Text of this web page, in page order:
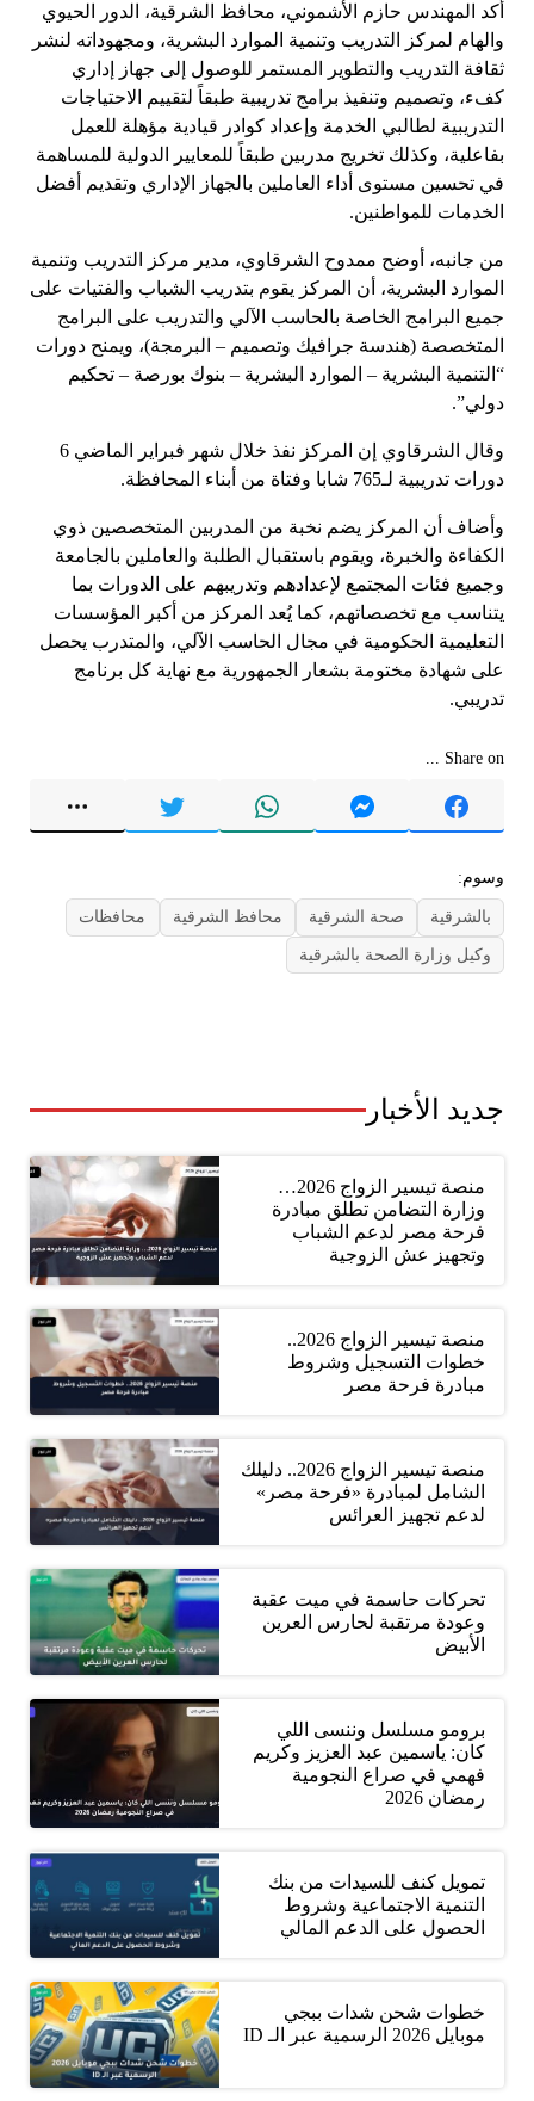
أكد المهندس حازم الأشموني، محافظ الشرقية، الدور الحيوي
والهام لمركز التدريب وتنمية الموارد البشرية، ومجهوداته لنشر
ثقافة التدريب والتطوير المستمر للوصول إلى جهاز إداري
كفء، وتصميم وتنفيذ برامج تدريبية طبقاً لتقييم الاحتياجات
التدريبية لطالبي الخدمة وإعداد كوادر قيادية مؤهلة للعمل
بفاعلية، وكذلك تخريج مدربين طبقاً للمعايير الدولية للمساهمة
في تحسين مستوى أداء العاملين بالجهاز الإداري وتقديم أفضل
الخدمات للمواطنين.
من جانبه، أوضح ممدوح الشرقاوي، مدير مركز التدريب وتنمية
الموارد البشرية، أن المركز يقوم بتدريب الشباب والفتيات على
جميع البرامج الخاصة بالحاسب الآلي والتدريب على البرامج
المتخصصة (هندسة جرافيك وتصميم – البرمجة)، ويمنح دورات
“التنمية البشرية – الموارد البشرية – بنوك بورصة – تحكيم
دولي”.
وقال الشرقاوي إن المركز نفذ خلال شهر فبراير الماضي 6
دورات تدريبية لـ765 شابا وفتاة من أبناء المحافظة.
وأضاف أن المركز يضم نخبة من المدربين المتخصصين ذوي
الكفاءة والخبرة، ويقوم باستقبال الطلبة والعاملين بالجامعة
وجميع فئات المجتمع لإعدادهم وتدريبهم على الدورات بما
يتناسب مع تخصصاتهم، كما يُعد المركز من أكبر المؤسسات
التعليمية الحكومية في مجال الحاسب الآلي، والمتدرب يحصل
على شهادة مختومة بشعار الجمهورية مع نهاية كل برنامج
تدريبي.
Share on ...
وسوم:
بالشرقية صحة الشرقية محافظ الشرقية
محافظات
وكيل وزارة الصحة بالشرقية
جديد الأخبار
منصة تيسير الزواج 2026…
وزارة التضامن تطلق مبادرة
فرحة مصر لدعم الشباب
وتجهيز عش الزوجية
منصة تيسير الزواج 2026..
خطوات التسجيل وشروط
مبادرة فرحة مصر
منصة تيسير الزواج 2026.. دليلك
الشامل لمبادرة «فرحة مصر»
لدعم تجهيز العرائس
تحركات حاسمة في ميت عقبة
وعودة مرتقبة لحارس العرين
الأبيض
برومو مسلسل وننسى اللي
كان: ياسمين عبد العزيز وكريم
فهمي في صراع النجومية
رمضان 2026
تمويل كنف للسيدات من بنك
التنمية الاجتماعية وشروط
الحصول على الدعم المالي
خطوات شحن شدات ببجي
موبايل 2026 الرسمية عبر الـ ID